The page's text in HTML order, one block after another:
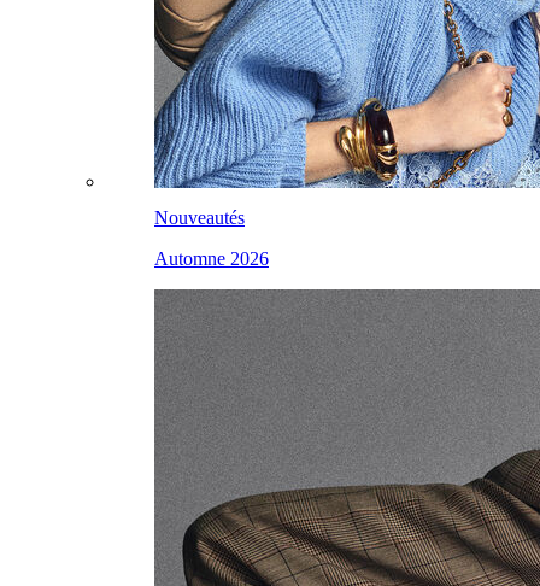
Nouveautés
Automne 2026